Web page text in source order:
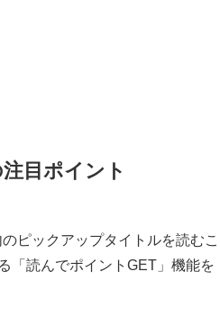
目ポイント
ピックアップタイトルを読むこ
「読んでポイントGET」機能を